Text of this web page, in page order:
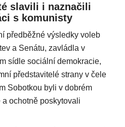
slavili i naznačili
s komunisty
předběžné výsledky voleb
a Senátu, zavládla v
sídle sociální demokracie,
představitelé strany v čele
Sobotkou byli v dobrém
ochotně poskytovali